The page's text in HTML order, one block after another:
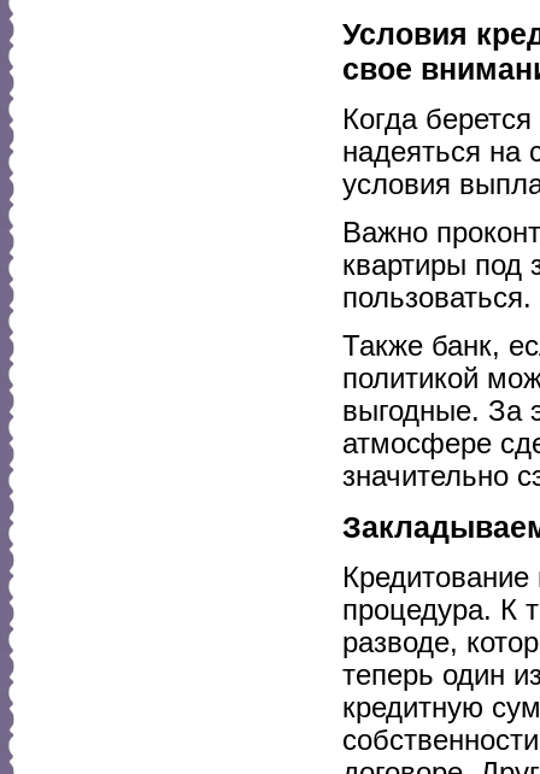
Условия
свое
Когда
надеяться на
условия
Важно
квартиры под
пользоваться.
Также банк,
политикой
выгодные. За
атмосфере
значительно
процедура. К
разводе,
теперь один
кредитную